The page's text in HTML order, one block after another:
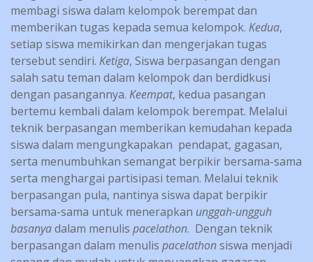
membagi siswa dalam kelompok berempat dan
memberikan tugas kepada semua kelompok. Kedua,
setiap siswa memikirkan dan mengerjakan tugas
tersebut sendiri. Ketiga, Siswa berpasangan dengan
salah satu teman dalam kelompok dan berdidkusi
dengan pasangannya. Keempat, kedua pasangan
bertemu kembali dalam kelompok berempat. Melalui
teknik berpasangan memberikan kemudahan kepada
siswa dalam mengungkapakan pendapat, gagasan,
serta menumbuhkan semangat berpikir bersama-sama
serta menghargai partisipasi teman. Melalui teknik
berpasangan pula, nantinya siswa dapat berpikir
bersama-sama untuk menerapkan unggah-ungguh
basanyadalam menulis pacelathon. Dengan teknik
berpasangan dalam menulis pacelathonsiswa menjadi